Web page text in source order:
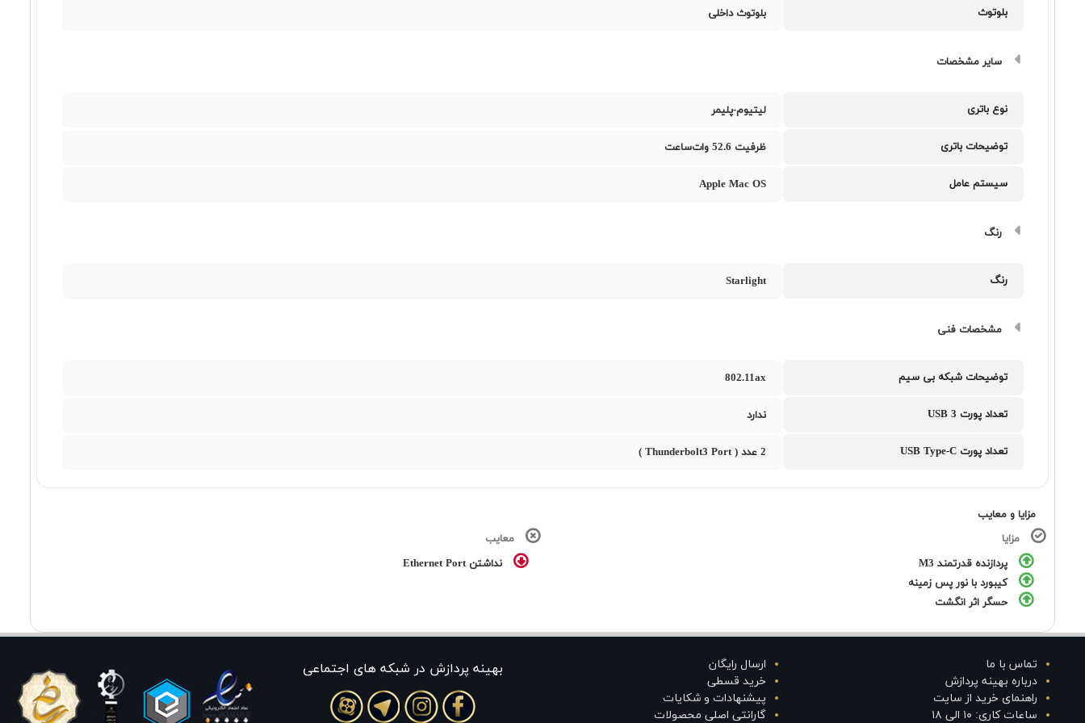
بلوتوث بلوتوث داخلی
سایر مشخصات
نوع باتری لیتیوم-پلیمر
توضیحات باتری ظرفیت 52.6 وات‌ساعت
سیستم عامل Apple Mac OS
رنگ
رنگ Starlight
مشخصات فنی
توضیحات شبکه بی سیم 802.11ax
تعداد پورت USB 3 ندارد
تعداد پورت USB Type-C 2 عدد ( Thunderbolt3 Port )
مزایا و معایب
مزایا
پردازنده قدرتمند M3
کیبورد با نور پس زمینه
حسگر اثر انگشت
معایب
نداشتن Ethernet Port
تماس با ما
درباره بهینه پردازش
راهنمای خرید از سایت
ساعات کاری: ۱۰ الی ۱۸
ارسال رایگان
خرید قسطی
پیشنهادات و شکایات
گارانتی اصلی محصولات
بهينه پردازش در شبکه های اجتماعی